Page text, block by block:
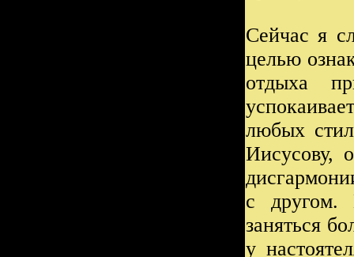
Сейчас я
целью
отдыха
любых
Иисусову,
с другом.
заняться
у